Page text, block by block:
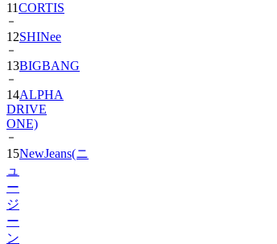
12SHINee
13BIGBANG
14ALPHA
DRIVE
ONE)
15NewJeans(ニ
ュ
ー
ジ
ー
ン
ズ)